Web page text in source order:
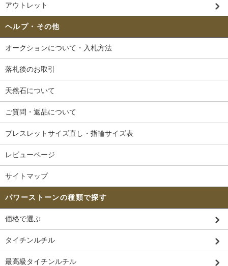
アウトレット
ヘルプ・その他
オークションについて・入札方法
落札後のお取引
天然石について
ご質問・返品について
ブレスレットサイズ直し・指輪サイズ表
レビューページ
サイトマップ
パワーストーンの種類で探す
価格で選ぶ
タイチンルチル
最高級タイチンルチル